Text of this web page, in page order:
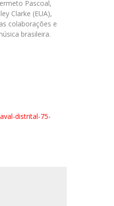
Pascoal,
Clarke (EUA),
colaborações e
brasileira.
distrital-75-